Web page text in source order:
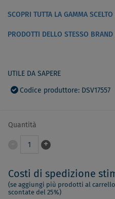
SCOPRI TUTTA LA GAMMA SCELTO
PRODOTTI DELLO STESSO BRAND
UTILE DA SAPERE
Codice produttore: DSV17557
Quantità
1 +
Costi di spedizione
(se aggiungi più prodotti al
scontate del 25%)